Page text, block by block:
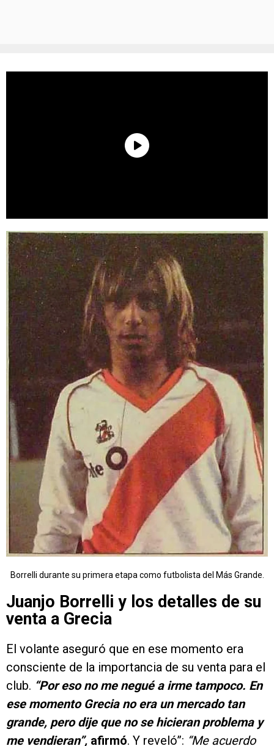
Borrelli durante su primera etapa como futbolista del Más Grande.
Juanjo Borrelli y los detalles de su
venta a Grecia
El volante aseguró que en ese momento era
consciente de la importancia de su venta para el
club. “Por eso no me negué a irme tampoco. En
ese momento Grecia no era un mercado tan
grande, pero dije que no se hicieran problema y
me vendieran”, afirmó. Y reveló”: “Me acuerdo